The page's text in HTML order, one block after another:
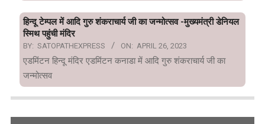
हिन्दू टेम्पल में आदि गुरु शंकराचार्य जी का जन्मोत्सव -मुख्यमंत्री डेनियल
स्मिथ पहुंची मंदिर
BY: SATOPATHEXPRESS ON: APRIL 26, 2023
एडमिंटन हिन्दू मंदिर एडमिंटन कनाडा में आदि गुरु शंकराचार्य जी का
जन्मोत्सव